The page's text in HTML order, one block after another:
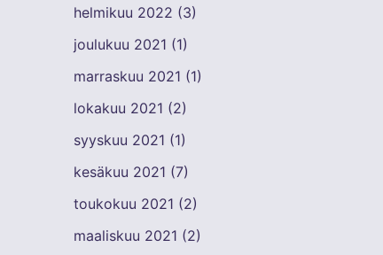
helmikuu 2022 (3)
joulukuu 2021 (1)
marraskuu 2021 (1)
lokakuu 2021 (2)
syyskuu 2021 (1)
kesäkuu 2021 (7)
toukokuu 2021 (2)
maaliskuu 2021 (2)